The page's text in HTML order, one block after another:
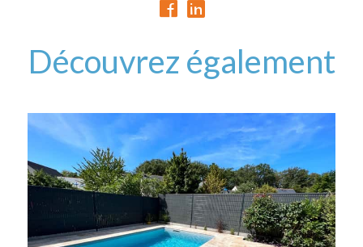
Découvrez également